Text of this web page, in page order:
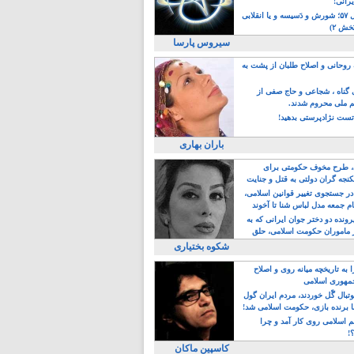
رویداد سال ۵۷؛ شورش و دَسیسه و یا انقلابی
۲)
سیروس پارسا
و اصلاح طلبان از پشت به
گناه ، شجاعی و حاج صفی از
ملی محروم شدند.
نژادپرستی بدهید!
باران بهاری
مخوف حکومتی برای
گران دولتی به قتل و جنایت
جستجوی تغییر قوانین اسلامی،
جمعه مدل لباس شنا تا آخوند
دو دختر جوان ایرانی که به
ماموران حکومت اسلامی، حلق
شکوه بختیاری
به تاریخچه میانه روی و اصلاح
اسلامی
گًل خوردند، مردم ایران گول
برنده بازی، حکومت اسلامی شد!
اسلامی روی کار آمد و چرا
کاسپین ماکان